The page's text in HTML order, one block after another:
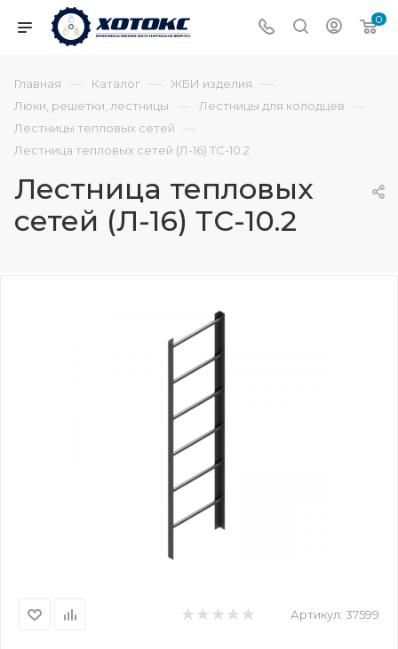
0
Главная — Каталог — ЖБИ изделия —
Люки, решетки, лестницы — Лестницы для колодцев —
Лестницы тепловых сетей —
Лестница тепловых сетей (Л-16) ТС-10.2
Лестница тепловых
сетей (Л-16) ТС-10.2
Артикул: 37599